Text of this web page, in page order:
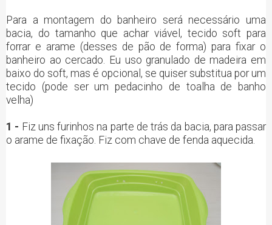
Para a montagem do banheiro será necessário uma
bacia, do tamanho que achar viável, tecido soft para
forrar e arame (desses de pão de forma) para fixar o
banheiro ao cercado. Eu uso granulado de madeira em
baixo do soft, mas é opcional, se quiser substitua por um
tecido (pode ser um pedacinho de toalha de banho
velha)
1 - Fiz uns furinhos na parte de trás da bacia, para passar
o arame de fixação. Fiz com chave de fenda aquecida.